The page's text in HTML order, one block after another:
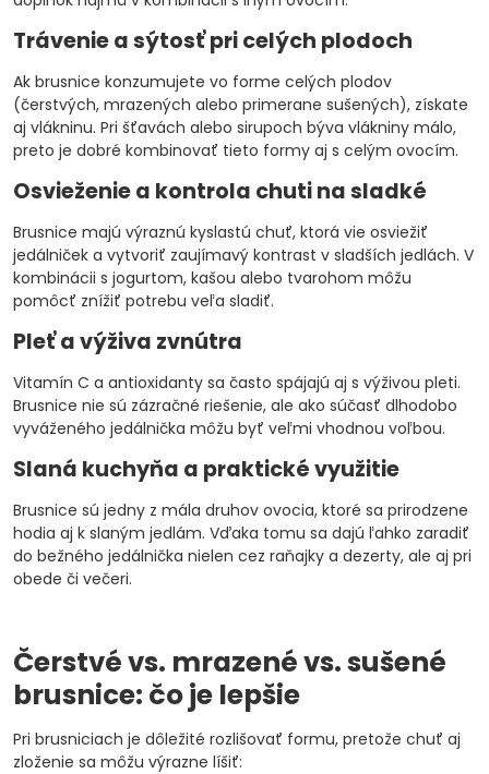
Trávenie a sýtosť pri celých plodoch
Ak brusnice konzumujete vo forme celých plodov
(čerstvých, mrazených alebo primerane sušených), získate
aj vlákninu. Pri šťavách alebo sirupoch býva vlákniny málo,
preto je dobré kombinovať tieto formy aj s celým ovocím.
Osvieženie a kontrola chuti na sladké
Brusnice majú výraznú kyslastú chuť, ktorá vie osviežiť
jedálniček a vytvoriť zaujímavý kontrast v sladších jedlách. V
kombinácii s jogurtom, kašou alebo tvarohom môžu
pomôcť znížiť potrebu veľa sladiť.
Pleť a výživa zvnútra
Vitamín C a antioxidanty sa často spájajú aj s výživou pleti.
Brusnice nie sú zázračné riešenie, ale ako súčasť dlhodobo
vyváženého jedálnička môžu byť veľmi vhodnou voľbou.
Slaná kuchyňa a praktické využitie
Brusnice sú jedny z mála druhov ovocia, ktoré sa prirodzene
hodia aj k slaným jedlám. Vďaka tomu sa dajú ľahko zaradiť
do bežného jedálnička nielen cez raňajky a dezerty, ale aj pri
obede či večeri.
Čerstvé vs. mrazené vs. sušené
brusnice: čo je lepšie
Pri brusniciach je dôležité rozlišovať formu, pretože chuť aj
zloženie sa môžu výrazne líšiť: